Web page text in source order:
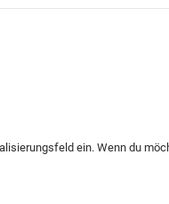
ein. Wenn du